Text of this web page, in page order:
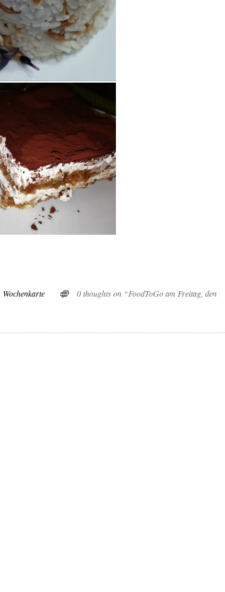
Wochenkarte 0 thoughts on “FoodToGo am Freitag, den